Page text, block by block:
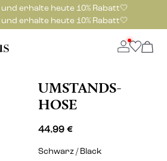
erhalte heute 10% Rabatt🤍
erhalte heute 10% Rabatt🤍
UMSTANDS-
HOSE
44.99 €
Schwarz / Black